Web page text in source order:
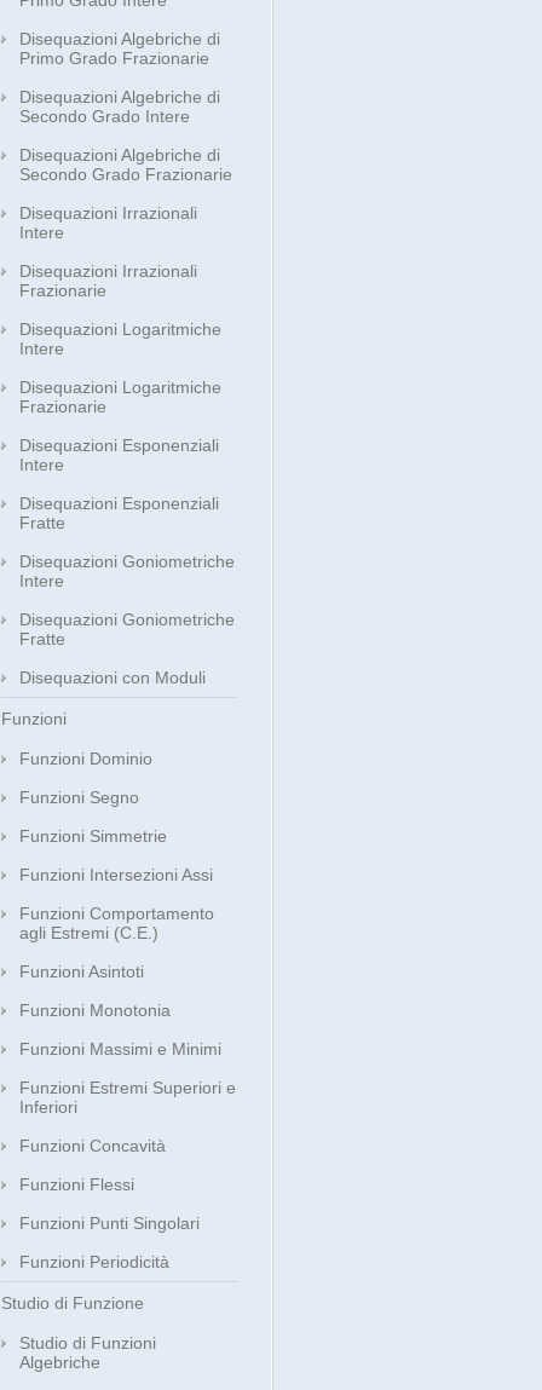
Disequazioni Algebriche di
Primo Grado Frazionarie
Disequazioni Algebriche di
Secondo Grado Intere
Disequazioni Algebriche di
Secondo Grado Frazionarie
Disequazioni Irrazionali
Intere
Disequazioni Irrazionali
Frazionarie
Disequazioni Logaritmiche
Intere
Disequazioni Logaritmiche
Frazionarie
Disequazioni Esponenziali
Intere
Disequazioni Esponenziali
Fratte
Disequazioni Goniometriche
Intere
Disequazioni Goniometriche
Fratte
Disequazioni con Moduli
Funzioni
Funzioni Dominio
Funzioni Segno
Funzioni Simmetrie
Funzioni Intersezioni Assi
Funzioni Comportamento
agli Estremi (C.E.)
Funzioni Asintoti
Funzioni Monotonia
Funzioni Massimi e Minimi
Funzioni Estremi Superiori e
Inferiori
Funzioni Concavità
Funzioni Flessi
Funzioni Punti Singolari
Funzioni Periodicità
Studio di Funzione
Studio di Funzioni
Algebriche